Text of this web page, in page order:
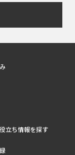
立ち情報を探す